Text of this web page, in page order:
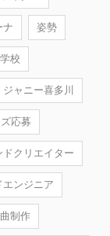
ナ 姿勢
校
ジャニー喜多川
応募
ドクリエイター
エンジニア
制作